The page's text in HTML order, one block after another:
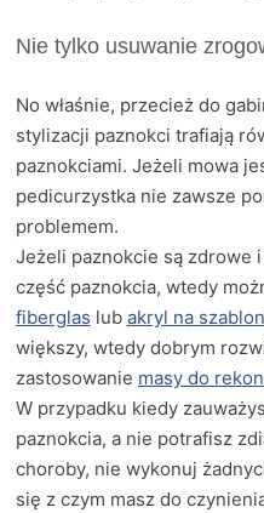
Nie tylko usuwanie
No właśnie, przecież do
stylizacji paznokci trafiają
paznokciami. Jeżeli mowa
pedicurzystka nie zawsze
problemem.
Jeżeli paznokcie są zdrowe i
część paznokcia, wtedy
fiberglas lub akryl na
większy, wtedy dobrym
zastosowanie masy do
W przypadku kiedy
paznokcia, a nie potrafisz
choroby, nie wykonuj
się z czym masz do